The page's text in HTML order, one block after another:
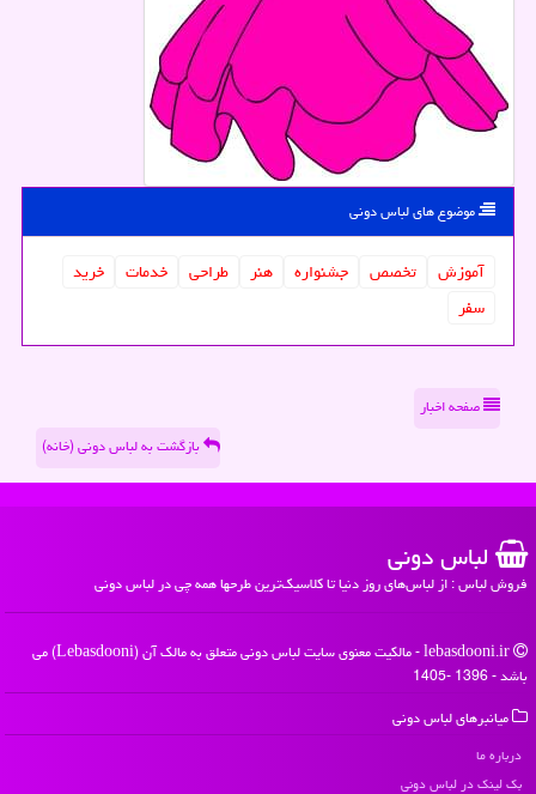
موضوع های لباس دونی
آموزش تخصص جشنواره هنر طراحی خدمات
خرید
سفر
صفحه اخبار
بازگشت به لباس دونی (خانه)
لباس دونی
فروش لباس : از لباس‌های روز دنیا تا کلاسیک‌ترین طرحها همه چی در لباس دونی
lebasdooni.ir - مالکیت معنوی سایت لباس دونی متعلق به مالک آن (Lebasdooni) می
باشد - 1396 -1405
میانبرهای لباس دونی
درباره ما
بک لینک در لباس دونی